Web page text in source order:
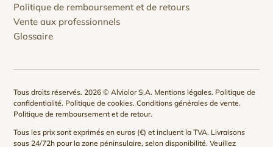
Politique de remboursement et de retours
Vente aux professionnels
Glossaire
Tous droits réservés. 2026 © Alviolor S.A. Mentions légales. Politique de
confidentialité. Politique de cookies.Conditions générales de vente.
Politique de remboursement et de retour.
Tous les prix sont exprimés en euros (€) et incluent la TVA. Livraisons
sous 24/72h pour la zone péninsulaire, selon disponibilité. Veuillez